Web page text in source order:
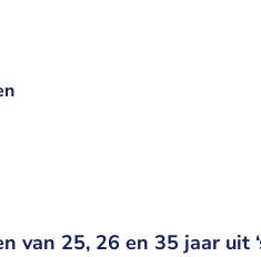
van 25, 26 en 35 jaar uit